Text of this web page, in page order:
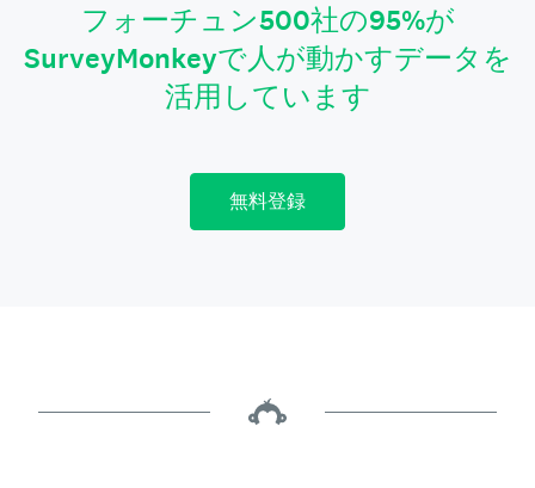
フォーチュン500社の95%が
SurveyMonkeyで人が動かすデータを
活用しています
無料登録